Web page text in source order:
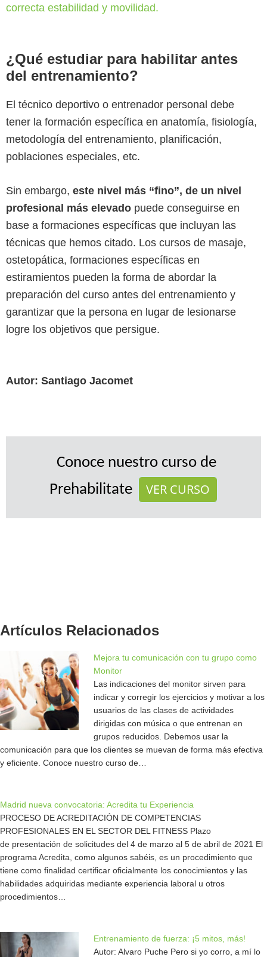
correcta estabilidad y movilidad.
¿Qué estudiar para habilitar antes
del entrenamiento?
El técnico deportivo o entrenador personal debe
tener la formación específica en anatomía, fisiología,
metodología del entrenamiento, planificación,
poblaciones especiales, etc.
Sin embargo, este nivel más “fino”, de un nivel
profesional más elevado puede conseguirse en
base a formaciones específicas que incluyan las
técnicas que hemos citado. Los cursos de masaje,
ostetopática, formaciones específicas en
estiramientos pueden la forma de abordar la
preparación del curso antes del entrenamiento y
garantizar que la persona en lugar de lesionarse
logre los objetivos que persigue.
Autor: Santiago Jacomet
Conoce nuestro curso de
Prehabilitate
VER CURSO
Artículos Relacionados
Mejora tu comunicación con tu grupo como
Monitor
Las indicaciones del monitor sirven para
indicar y corregir los ejercicios y motivar a los
usuarios de las clases de actividades
dirigidas con música o que entrenan en
grupos reducidos. Debemos usar la
comunicación para que los clientes se muevan de forma más efectiva
y eficiente. Conoce nuestro curso de…
Madrid nueva convocatoria: Acredita tu Experiencia
PROCESO DE ACREDITACIÓN DE COMPETENCIAS
PROFESIONALES EN EL SECTOR DEL FITNESS Plazo
de presentación de solicitudes del 4 de marzo al 5 de abril de 2021 El
programa Acredita, como algunos sabéis, es un procedimiento que
tiene como finalidad certificar oficialmente los conocimientos y las
habilidades adquiridas mediante experiencia laboral u otros
procedimientos…
Entrenamiento de fuerza: ¡5 mitos, más!
Autor: Alvaro Puche Pero si yo corro, a mí lo